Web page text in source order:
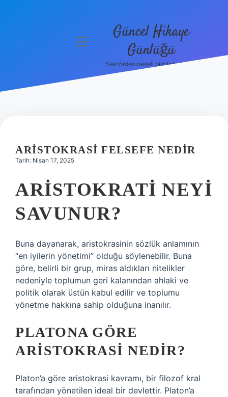
Hakkımızda
menüyü
Güncel Hikaye
Günlüğü
Sektörden neşeli bilgilerle tanış!
ARISTOKRASI FELSEFE NEDIR
Tarih: Nisan 17, 2025
ARISTOKRATI NEYI
SAVUNUR?
Buna dayanarak, aristokrasinin sözlük anlamının
“en iyilerin yönetimi” olduğu söylenebilir. Buna
göre, belirli bir grup, miras aldıkları nitelikler
nedeniyle toplumun geri kalanından ahlaki ve
politik olarak üstün kabul edilir ve toplumu
yönetme hakkına sahip olduğuna inanılır.
PLATONA GÖRE
ARISTOKRASI NEDIR?
Platon’a göre aristokrasi kavramı, bir filozof kral
tarafından yönetilen ideal bir devlettir. Platon’a